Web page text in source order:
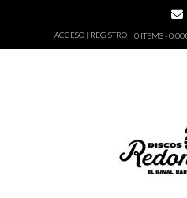
ACCESO | REGISTRO 0 ITEMS -